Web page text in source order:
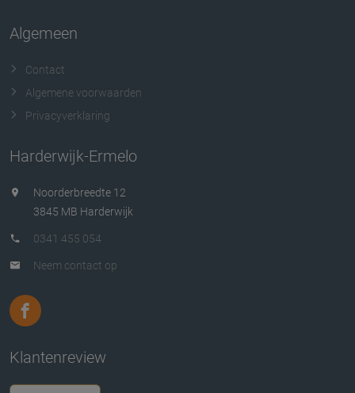
Algemeen
Contact
Algemene voorwaarden
Privacyverklaring
Harderwijk-Ermelo
Noorderbreedte 12
3845 MB Harderwijk
0341 455 054
Neem contact op
Klantenreview